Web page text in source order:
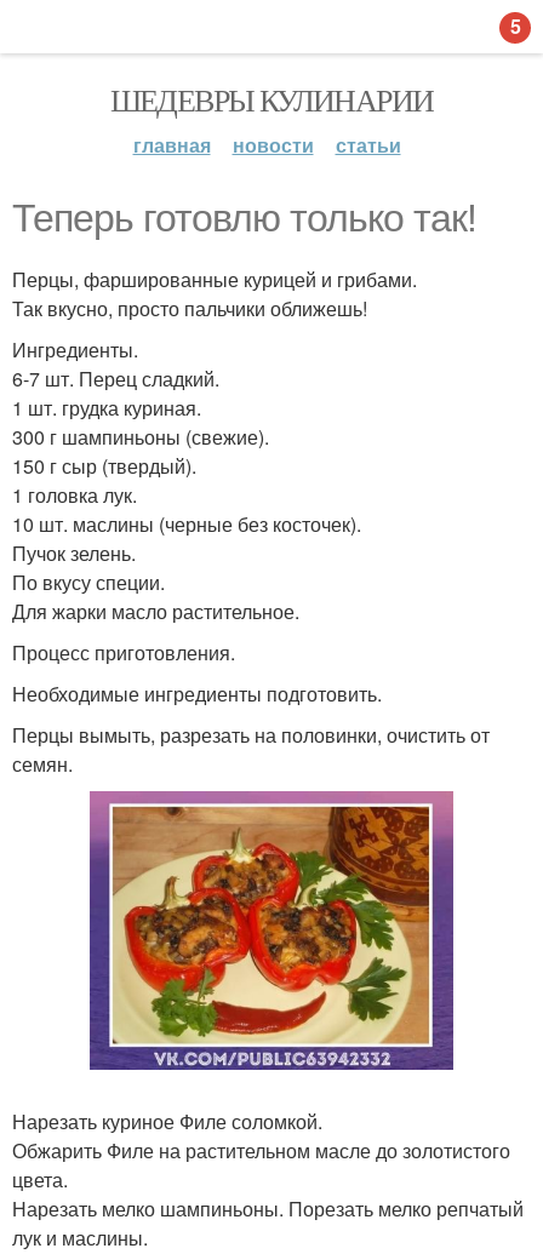
ШЕДЕВРЫ КУЛИНАРИИ
главная новости статьи
Теперь готовлю только так!
Перцы, фаршированные курицей и грибами.
Так вкусно, просто пальчики оближешь!
Ингредиенты.
6-7 шт. Перец сладкий.
1 шт. грудка куриная.
300 г шампиньоны (свежие).
150 г сыр (твердый).
1 головка лук.
10 шт. маслины (черные без косточек).
Пучок зелень.
По вкусу специи.
Для жарки масло растительное.
Процесс приготовления.
Необходимые ингредиенты подготовить.
Перцы вымыть, разрезать на половинки, очистить от
семян.
Нарезать куриное Филе соломкой.
Обжарить Филе на растительном масле до золотистого
цвета.
Нарезать мелко шампиньоны. Порезать мелко репчатый
лук и маслины.
5